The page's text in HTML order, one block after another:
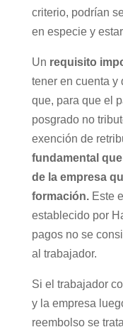
criterio, podrían
en especie y
Un requisito
tener en cuenta y
que, para que el
posgrado no
exención de
fundamental
de la empresa
formación.Este
establecido por
pagos no se
al trabajador.
Si el trabajador
y la empresa
reembolso se